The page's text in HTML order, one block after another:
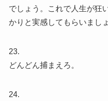
でしょう。これで人生が狂
かりと実感してもらいましょ
23.
どんどん捕まえろ。
24.